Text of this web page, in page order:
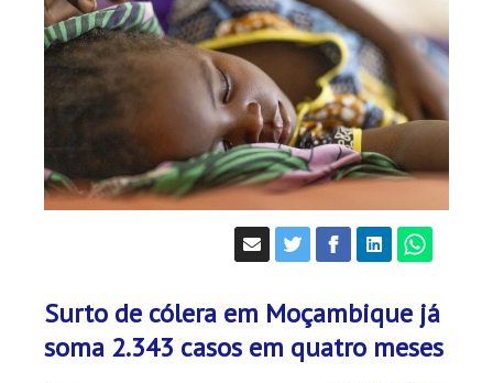
Surto de cólera em Moçambique já
soma 2.343 casos em quatro meses